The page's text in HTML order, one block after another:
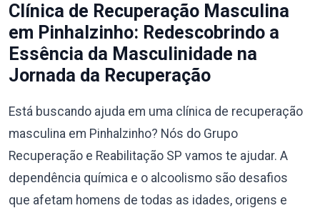
Clínica de Recuperação Masculina
em Pinhalzinho: Redescobrindo a
Essência da Masculinidade na
Jornada da Recuperação
Está buscando ajuda em uma clínica de recuperação
masculina em Pinhalzinho? Nós do Grupo
Recuperação e Reabilitação SP vamos te ajudar. A
dependência química e o alcoolismo são desafios
que afetam homens de todas as idades, origens e